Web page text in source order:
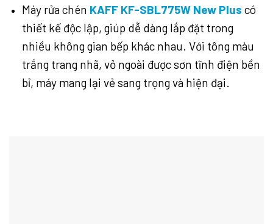
Máy rửa chén KAFF KF-SBL775W New Plus có
thiết kế độc lập, giúp dễ dàng lắp đặt trong
nhiều không gian bếp khác nhau. Với tông màu
trắng trang nhã, vỏ ngoài được sơn tĩnh điện bền
bỉ, máy mang lại vẻ sang trọng và hiện đại.